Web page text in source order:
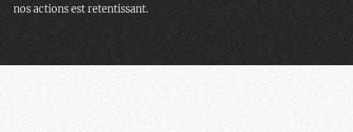
nos actions est retentissant.